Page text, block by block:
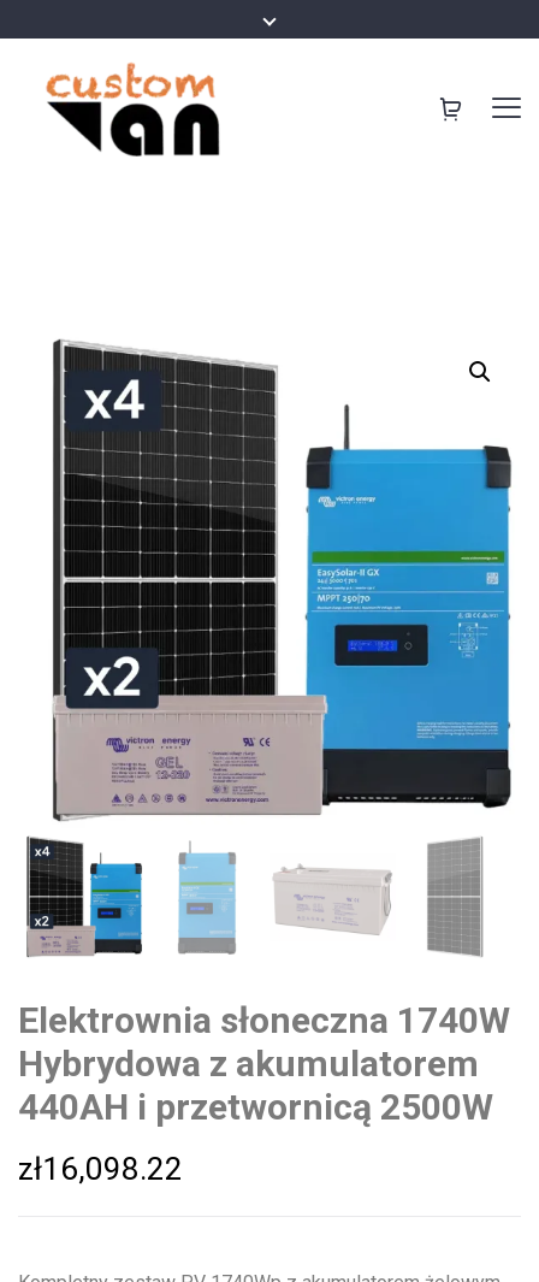
Elektrownia słoneczna 1740W
Hybrydowa z akumulatorem
440AH i przetwornicą 2500W
zł16,098.22